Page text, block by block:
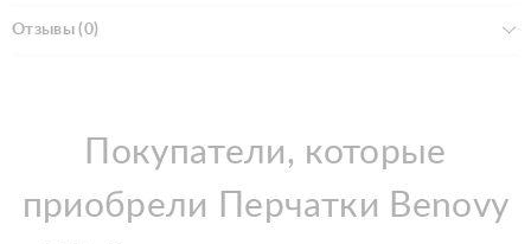
Отзывы (0)
Покупатели, которые
приобрели Перчатки Benovy